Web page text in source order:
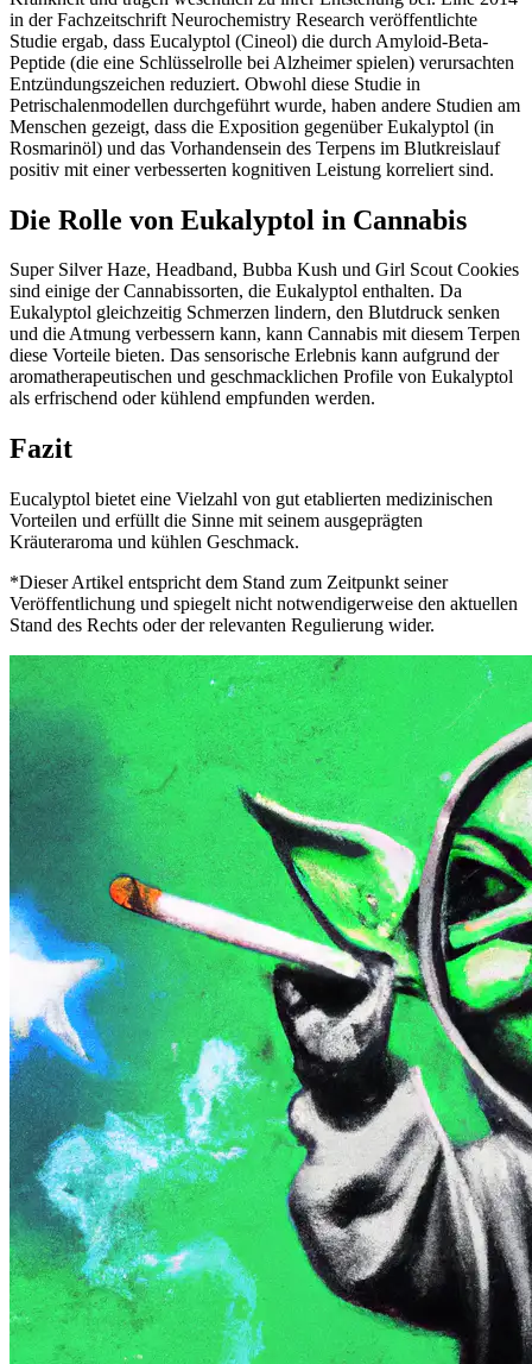
in der Fachzeitschrift Neurochemistry Research veröffentlichte
Studie ergab, dass Eucalyptol (Cineol) die durch Amyloid-Beta-
Peptide (die eine Schlüsselrolle bei Alzheimer spielen) verursachten
Entzündungszeichen reduziert. Obwohl diese Studie in
Petrischalenmodellen durchgeführt wurde, haben andere Studien am
Menschen gezeigt, dass die Exposition gegenüber Eukalyptol (in
Rosmarinöl) und das Vorhandensein des Terpens im Blutkreislauf
positiv mit einer verbesserten kognitiven Leistung korreliert sind.
Die Rolle von Eukalyptol in Cannabis
Super Silver Haze, Headband, Bubba Kush und Girl Scout Cookies
sind einige der Cannabissorten, die Eukalyptol enthalten. Da
Eukalyptol gleichzeitig Schmerzen lindern, den Blutdruck senken
und die Atmung verbessern kann, kann Cannabis mit diesem Terpen
diese Vorteile bieten. Das sensorische Erlebnis kann aufgrund der
aromatherapeutischen und geschmacklichen Profile von Eukalyptol
als erfrischend oder kühlend empfunden werden.
Fazit
Eucalyptol bietet eine Vielzahl von gut etablierten medizinischen
Vorteilen und erfüllt die Sinne mit seinem ausgeprägten
Kräuteraroma und kühlen Geschmack.
*Dieser Artikel entspricht dem Stand zum Zeitpunkt seiner
Veröffentlichung und spiegelt nicht notwendigerweise den aktuellen
Stand des Rechts oder der relevanten Regulierung wider.